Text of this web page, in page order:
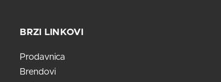
BRZI LINKOVI
Prodavnica
Brendovi